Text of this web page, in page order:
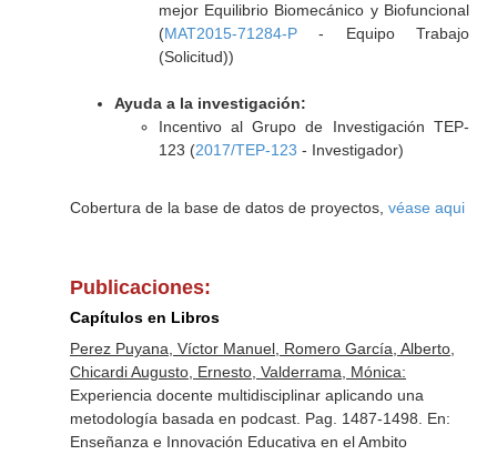
mejor Equilibrio Biomecánico y Biofuncional
(MAT2015-71284-P- Equipo Trabajo
(Solicitud))
Ayuda a la investigación:
Incentivo al Grupo de Investigación TEP-
123 (2017/TEP-123 - Investigador)
Cobertura de la base de datos de proyectos, véase aqui
Publicaciones:
Capítulos en Libros
Perez Puyana, Víctor Manuel, Romero García, Alberto,
Chicardi Augusto, Ernesto, Valderrama, Mónica:
Experiencia docente multidisciplinar aplicando una
metodología basada en podcast. Pag. 1487-1498. En:
Enseñanza e Innovación Educativa en el Ambito